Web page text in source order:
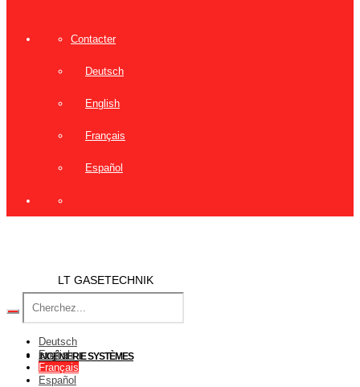
Contacter
Deutsch
English
Français
Español
LT GASETECHNIK
INGÉNIERIE SYSTÈMES
Deutsch
English
Français
Español